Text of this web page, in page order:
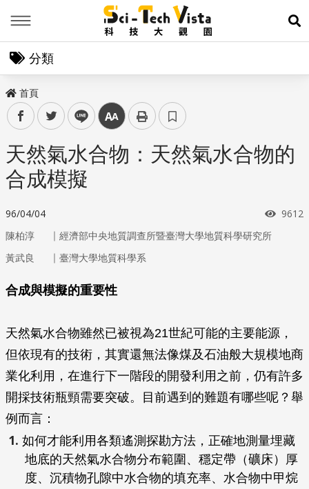
展
分類
首頁
facebooktwitter line 中
天然氣水合物：天然氣水合物的
合成模擬
96/04/04 瀏覽
9612
陳柏淳 ｜ 經濟部中央地質調查所暨臺灣大學地質科學研究所
黃武良
｜ 臺灣大學地質科學系
合成與模擬的重要性
天然氣水合物雖然已被視為21世紀可能的主要能源，
但依現有的技術，其實還無法像煤及石油般大規模地商
業化利用，在進行下一階段的開發利用之前，仍有許多
開採技術瓶頸需要突破。目前遇到的難題有哪些呢？舉
例而言：
如何才能利用各類遙測探勘方法，正確地測量埋藏
地底的天然氣水合物分布範圍、穩定帶（礦床）厚
度、沉積物孔隙中水合物的填充率、水合物中甲烷